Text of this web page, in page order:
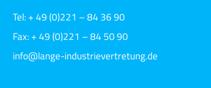
Tel: + 49 (0)221 – 84 36 90
Fax: + 49 (0)221 – 84 50 90
info@lange-industrievertretung.de